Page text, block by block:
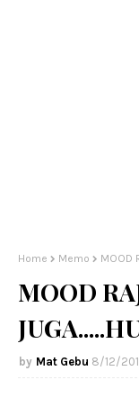
Home Memo MOOD
MOOD
Mat Gebu 8/12/